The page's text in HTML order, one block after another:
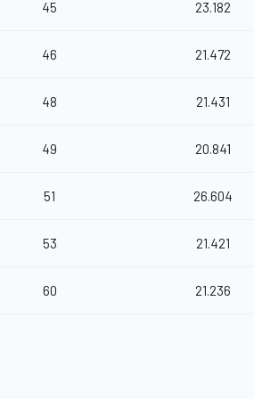
45 23.182
46 21.472
48 21.431
49 20.841
51 26.604
53 21.421
60 21.236